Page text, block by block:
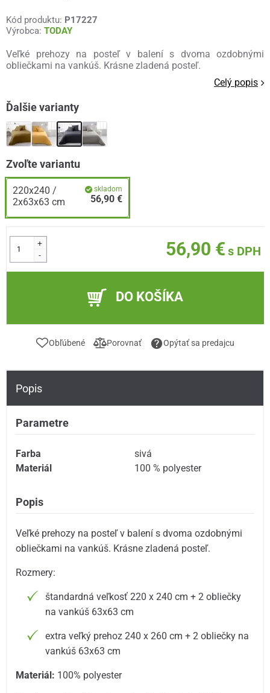
Kód produktu: P17227
Výrobca: TODAY
Veľké prehozy na posteľ v balení s dvoma ozdobnými
obliečkami na vankúš. Krásne zladená posteľ.
Celý popis
Ďalšie varianty
Zvoľte variantu
220x240 /
2x63x63 cm
skladom
56,90 €
+
-
56,90 € s DPH
DO KOŠÍKA
Obľúbené Porovnať Opýtať sa predajcu
Popis
Parametre
Farba
sivá
Materiál
100 % polyester
Popis
Veľké prehozy na posteľ v balení s dvoma ozdobnými
obliečkami na vankúš. Krásne zladená posteľ.
Rozmery:
štandardná veľkosť 220 x 240 cm + 2 obliečky
na vankúš 63x63 cm
extra veľký prehoz 240 x 260 cm + 2 obliečky na
vankúš 63x63 cm
Materiál: 100% polyester